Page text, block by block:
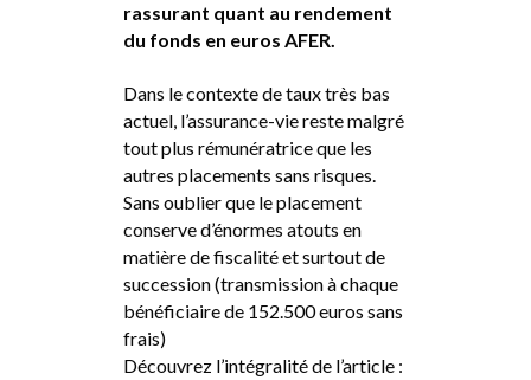
rassurant quant au rendement
du fonds en euros AFER.
Dans le contexte de taux très bas
actuel, l’assurance-vie reste malgré
tout plus rémunératrice que les
autres placements sans risques.
Sans oublier que le placement
conserve d’énormes atouts en
matière de fiscalité et surtout de
succession (transmission à chaque
bénéficiaire de 152.500 euros sans
frais)
Découvrez l’intégralité de l’article :